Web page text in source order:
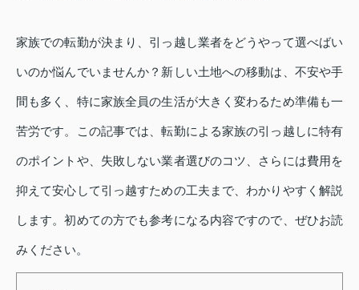
家族での転勤が決まり、引っ越し業者をどうやって選べばい
いのか悩んでいませんか？新しい土地への移動は、不安や手
間も多く、特に家族全員の生活が大きく変わるため準備も一
苦労です。この記事では、転勤による家族の引っ越しに特有
のポイントや、失敗しない業者選びのコツ、さらには費用を
抑えて安心して引っ越すための工夫まで、わかりやすく解説
します。初めての方でも参考になる内容ですので、ぜひお読
みください。